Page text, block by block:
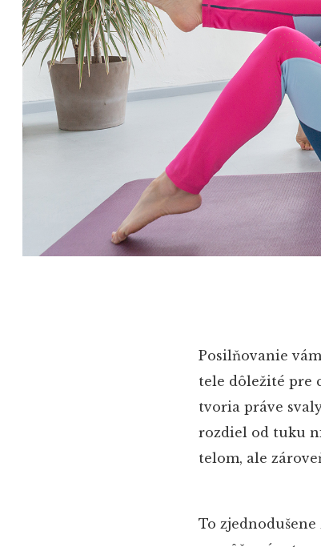
Posilňovanie
tele dôležité pre
tvoria práve
rozdiel od tuku
telom, ale
To